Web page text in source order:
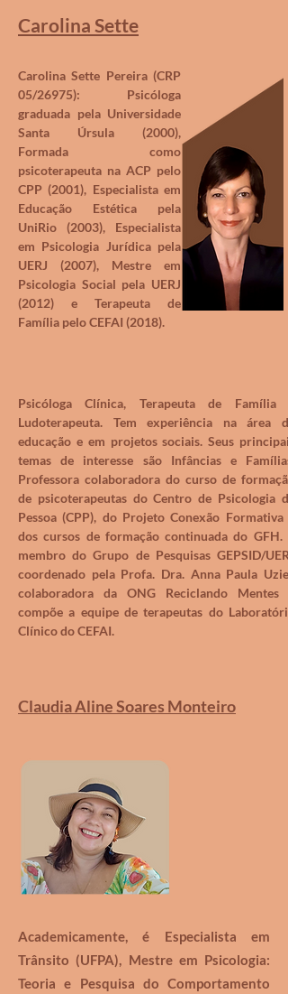
Carolina Sette
Carolina Sette Pereira (CRP
05/26975): Psicóloga
graduada pela Universidade
Santa Úrsula (2000),
Formada como
psicoterapeuta na ACP pelo
CPP (2001), Especialista em
Educação Estética pela
UniRio (2003), Especialista
em Psicologia Jurídica pela
UERJ (2007), Mestre em
Psicologia Social pela UERJ
(2012) e Terapeuta de
Família pelo CEFAI (2018).
Psicóloga Clínica, Terapeuta de Família e
Ludoterapeuta. Tem experiência na área da
educação e em projetos sociais. Seus principais
temas de interesse são Infâncias e Famílias.
Professora colaboradora do curso de formação
de psicoterapeutas do Centro de Psicologia da
Pessoa (CPP), do Projeto Conexão Formativa e
dos cursos de formação continuada do GFH. É
membro do Grupo de Pesquisas GEPSID/UERJ
coordenado pela Profa. Dra. Anna Paula Uziel,
colaboradora da ONG Reciclando Mentes e
compõe a equipe de terapeutas do Laboratório
Clínico do CEFAI.
Claudia Aline Soares Monteiro
Academicamente, é Especialista em
Trânsito (UFPA), Mestre em Psicologia:
Teoria e Pesquisa do Comportamento